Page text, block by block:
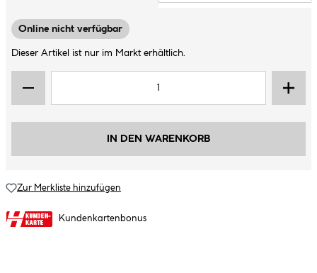
Online nicht verfügbar
Dieser Artikel ist nur im Markt erhältlich.
IN DEN WARENKORB
Zur Merkliste hinzufügen
Kundenkartenbonus